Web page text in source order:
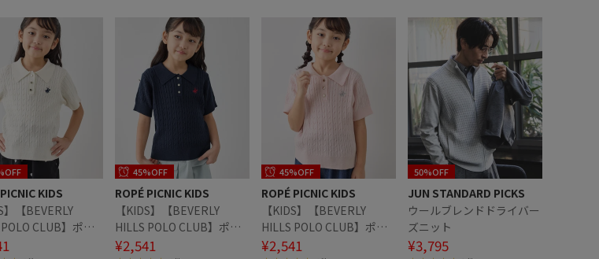
KIDS
】【BEVERLY
CLUB】ポロ
ーブルニット/リ
45%OFF
ROPÉ PICNIC KIDS
【KIDS】【BEVERLY
HILLS POLO CLUB】ポロ
カラーケーブルニット/リ
¥2,541
45%OFF
ROPÉ PICNIC KIDS
【KIDS】【BEVERLY
HILLS POLO CLUB】ポロ
カラーケーブルニット/リ
¥2,541
50%OFF
JUN STANDARD PICKS
ウールブレンドドライバー
ズニット
¥3,795